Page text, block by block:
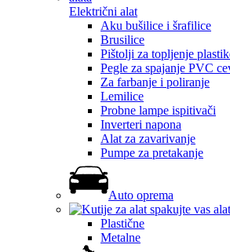
Električni alat
Aku bušilice i šrafilice
Brusilice
Pištolji za topljenje
Pegle za spajanje PVC
Za farbanje i poliranje
Lemilice
Probne lampe ispitivači
Inverteri napona
Alat za zavarivanje
Pumpe za pretakanje
Auto oprema
Plastične
Metalne